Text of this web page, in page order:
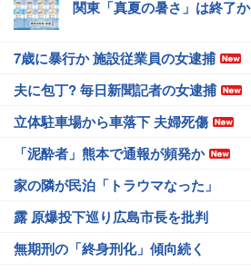
関東「真夏の暑さ」は終了か
7歳に暴行か 施設従業員の女逮捕
夫に包丁? 毎日新聞記者の女逮捕
立体駐車場から車落下 夫婦死傷
「泥酔者」熊本で通報が頻発か
家の隣が民泊「トラウマなった」
露 原爆投下巡り広島市長を批判
無期刑の「終身刑化」傾向続く